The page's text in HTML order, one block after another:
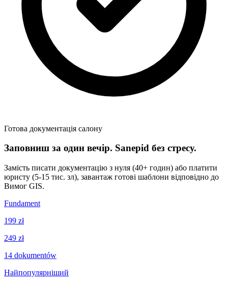
Готова документація салону
Заповниш за один вечір. Sanepid без стресу.
Замість писати документацію з нуля (40+ годин) або платити
юристу (5-15 тис. зл), завантаж готові шаблони відповідно до
Вимог GIS.
Fundament
199 zł
249 zł
14 dokumentów
Найпопулярніший